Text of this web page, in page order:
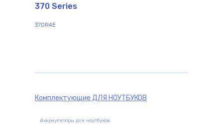
370 Series
370R4E
Комплектующие ДЛЯ НОУТБУКОВ
Аккумуляторы для ноутбуков